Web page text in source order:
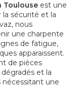
Toulouse est une
sécurité et la
nous
une charpente
de fatigue,
apparaissent.
de pièces
et la
une